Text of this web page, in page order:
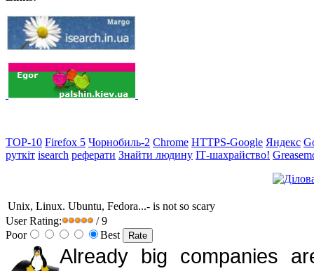
TOP-10 Firefox 5 Чорнобиль-2 Chrome HTTPS-Google Яндекс
руткіт isearch реферати Знайти людину ІТ-шахрайство!
Unix, Linux. Ubuntu, Fedora...- is not so scary
User Rating:
/ 9
Poor
Best
Already big companies